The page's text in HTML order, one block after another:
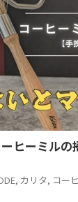
ヒーミル
, カリタ, コー